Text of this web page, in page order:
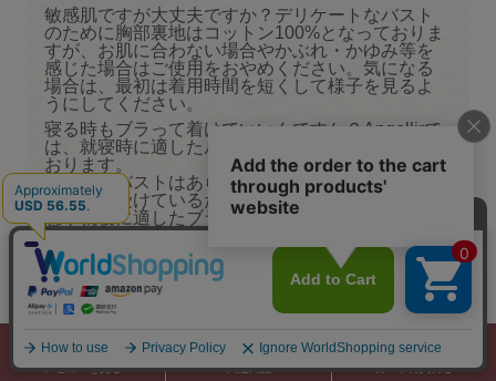
敏感肌ですが大丈夫ですか？デリケートなバスト
のために胸部裏地はコットン100%となっておりま
すが、お肌に合わない場合やかぶれ・かゆみ等を
感じた場合はご使用をおやめください。気になる
場合は、最初は着用時間を短くして様子を見るよ
うにしてください。
寝る時もブラって着けていいんですか？Angellirで
は、就寝時に適したルームブラの着用を推奨して
おります。
就寝時のバストはあらゆる方向へ動き、重力によ
る影響を受けているため、何も着用していない状
態や就寝に適したブラを着用していないと、バス
トの型崩れの原因となります。ルームブラを着用
してバストへの影響を軽減することで理想的な美
胸に近づきます。
ほかのナイトブラに比べて高いのはなぜですか？
当社のルームブラは、品質や機能に徹底的にこだ
私たちは、この高い品質と機能性を維持しながら
も、できる限りお客様の手に届きやすい価格でご
レビューを見る 関連商品 カートに入れる